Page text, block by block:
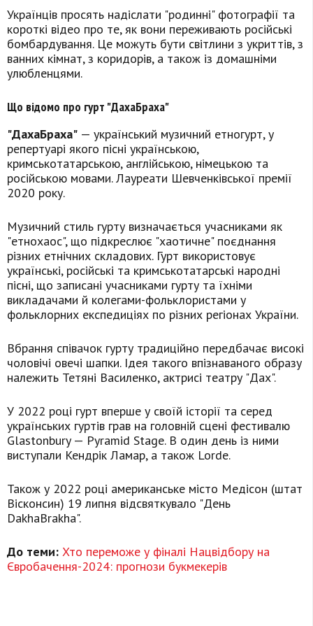
Українців просять надіслати "родинні" фотографії та
короткі відео про те, як вони переживають російські
бомбардування. Це можуть бути світлини з укриттів, з
ванних кімнат, з коридорів, а також із домашніми
улюбленцями.
Що відомо про гурт "ДахаБраха"
"ДахаБраха" — український музичний етногурт, у
репертуарі якого пісні українською,
кримськотатарською, англійською, німецькою та
російською мовами. Лауреати Шевченківської премії
2020 року.
Музичний стиль гурту визначається учасниками як
"етнохаос", що підкреслює "хаотичне" поєднання
різних етнічних складових. Гурт використовує
українські, російські та кримськотатарські народні
пісні, що записані учасниками гурту та їхніми
викладачами й колегами-фольклористами у
фольклорних експедиціях по різних регіонах України.
Вбрання співачок гурту традиційно передбачає високі
чоловічі овечі шапки. Ідея такого впізнаваного образу
належить Тетяні Василенко, актрисі театру "Дах".
У 2022 році гурт вперше у своїй історії та серед
українських гуртів грав на головній сцені фестивалю
Glastonbury — Pyramid Stage. В один день із ними
виступали Кендрік Ламар, а також Lorde.
Також у 2022 році американське місто Медісон (штат
Вісконсин) 19 липня відсвяткувало "День
DakhaBrakha".
До теми: Хто переможе у фіналі Нацвідбору на
Євробачення-2024: прогнози букмекерів